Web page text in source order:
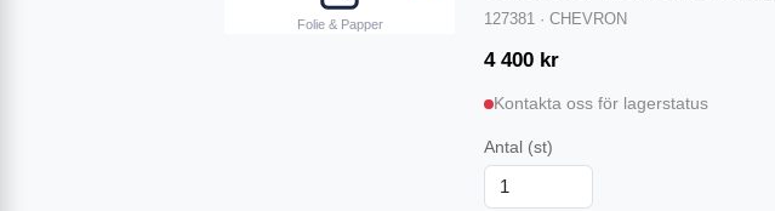
Folie & Papper 127381 · CHEVRON
4 400 kr
Kontakta oss för lagerstatus
Antal (st)